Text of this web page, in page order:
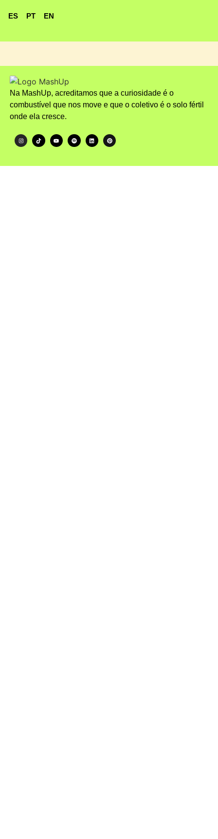
ES PT EN
Na MashUp, acreditamos que a curiosidade é o
combustível que nos move e que o coletivo é o solo fértil
onde ela cresce.